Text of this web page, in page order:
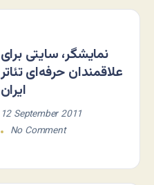
نمایشگر، سایتی برای
علاقمندان حرفه‌ای تئاتر
ایران
12 September 2011
No Comment